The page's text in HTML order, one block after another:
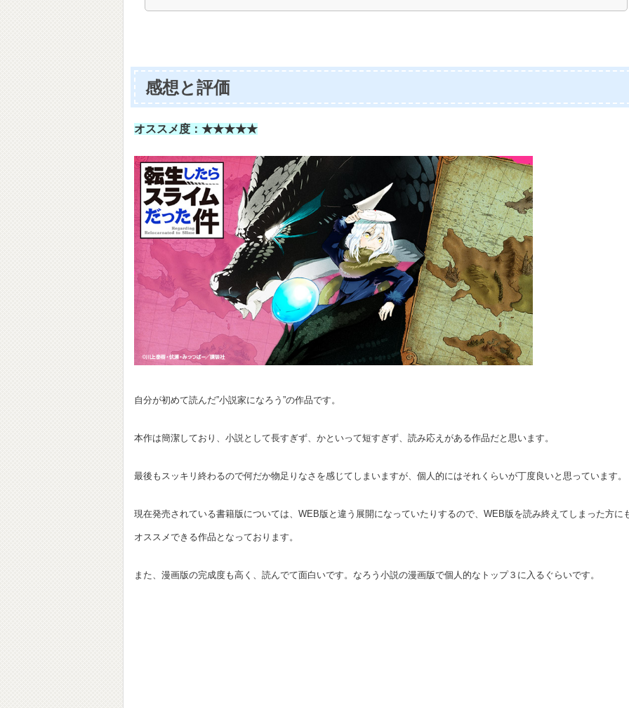
感想と評価
オススメ度：★★★★★
自分が初めて読んだ”小説家になろう”の作品です。
本作は簡潔しており、小説として長すぎず、かといって短すぎず、読み応えがある作品だと思います。
最後もスッキリ終わるので何だか物足りなさを感じてしまいますが、個人的にはそれくらいが丁度良いと思っています。
現在発売されている書籍版については、WEB版と違う展開になっていたりするので、WEB版を読み終えてしまった方に
オススメできる作品となっております。
また、漫画版の完成度も高く、読んでて面白いです。なろう小説の漫画版で個人的なトップ３に入るぐらいです。